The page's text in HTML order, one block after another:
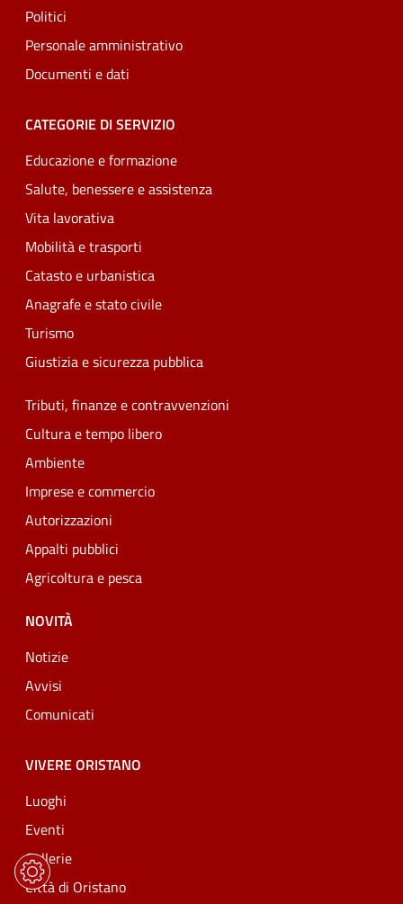
Politici
Personale amministrativo
Documenti e dati
CATEGORIE DI SERVIZIO
Educazione e formazione
Salute, benessere e assistenza
Vita lavorativa
Mobilità e trasporti
Catasto e urbanistica
Anagrafe e stato civile
Turismo
Giustizia e sicurezza pubblica
Tributi, finanze e contravvenzioni
Cultura e tempo libero
Ambiente
Imprese e commercio
Autorizzazioni
Appalti pubblici
Agricoltura e pesca
NOVITÀ
Notizie
Avvisi
Comunicati
VIVERE ORISTANO
Luoghi
Eventi
Gallerie
Città di Oristano